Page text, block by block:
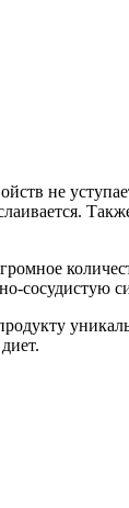
не
сосудистую